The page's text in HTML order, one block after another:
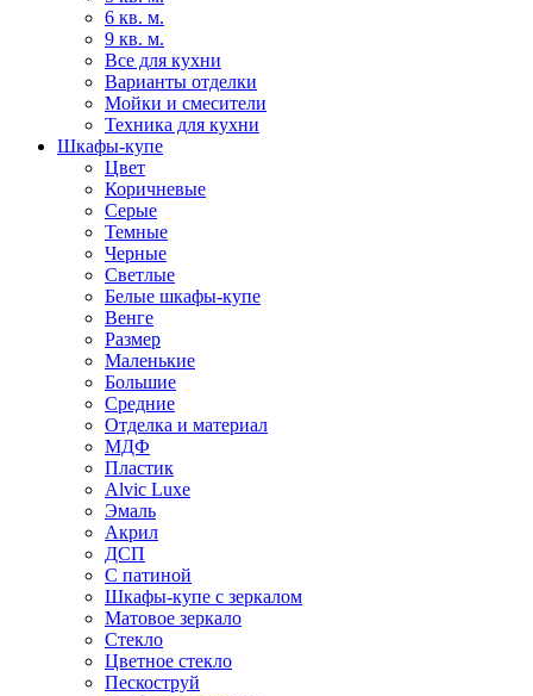
6 кв. м.
9 кв. м.
Все для кухни
Варианты отделки
Мойки и смесители
Техника для кухни
Шкафы-купе
Цвет
Коричневые
Серые
Темные
Черные
Светлые
Белые шкафы-купе
Венге
Размер
Маленькие
Большие
Средние
Отделка и материал
МДФ
Пластик
Alvic Luxe
Эмаль
Акрил
ДСП
С патиной
Шкафы-купе с зеркалом
Матовое зеркало
Стекло
Цветное стекло
Пескоструй